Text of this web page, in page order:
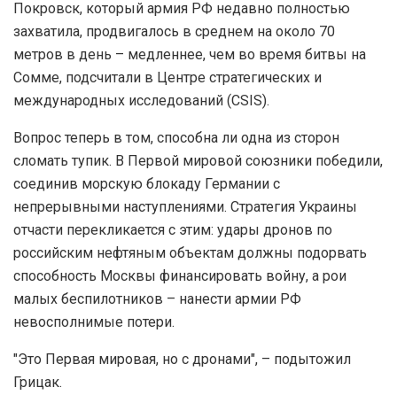
Покровск, который армия РФ недавно полностью
захватила, продвигалось в среднем на около 70
метров в день – медленнее, чем во время битвы на
Сомме, подсчитали в Центре стратегических и
международных исследований (CSIS).
Вопрос теперь в том, способна ли одна из сторон
сломать тупик. В Первой мировой союзники победили,
соединив морскую блокаду Германии с
непрерывными наступлениями. Стратегия Украины
отчасти перекликается с этим: удары дронов по
российским нефтяным объектам должны подорвать
способность Москвы финансировать войну, а рои
малых беспилотников – нанести армии РФ
невосполнимые потери.
"Это Первая мировая, но с дронами", – подытожил
Грицак.